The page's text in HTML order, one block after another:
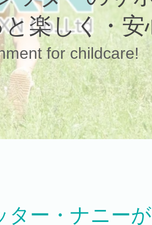
楽しく・安
for childcare!
ター・ナニーが